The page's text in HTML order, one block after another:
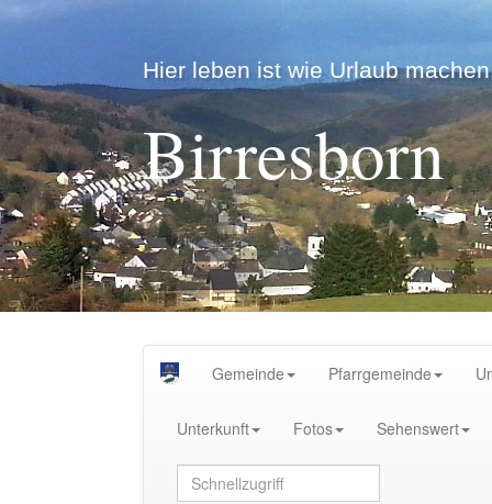
Hier leben ist wie Urlaub
Birresborn
Gemeinde Pfarrgemeinde
Unterkunft Fotos Sehenswert